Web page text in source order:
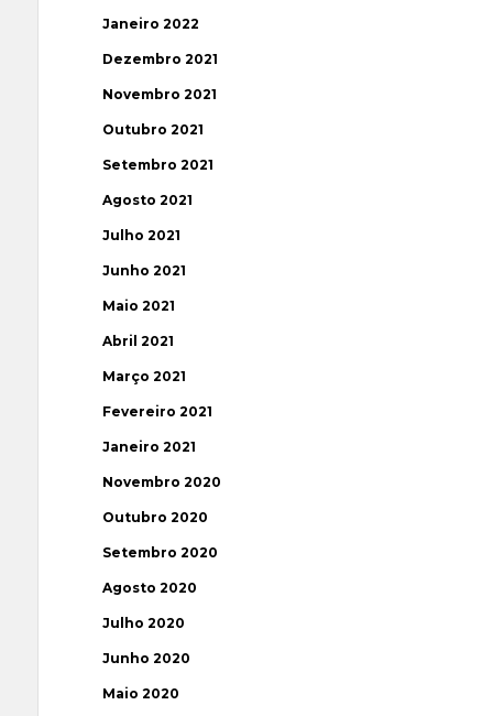
Janeiro 2022
Dezembro 2021
Novembro 2021
Outubro 2021
Setembro 2021
Agosto 2021
Julho 2021
Junho 2021
Maio 2021
Abril 2021
Março 2021
Fevereiro 2021
Janeiro 2021
Novembro 2020
Outubro 2020
Setembro 2020
Agosto 2020
Julho 2020
Junho 2020
Maio 2020